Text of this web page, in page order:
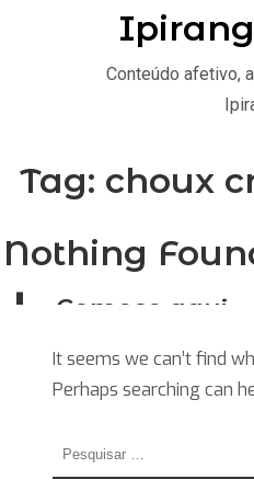
Comece aqui
Home
Stories
Explore
Tag: choux
Nothing
It seems we can’t find
Perhaps searching can
Pesquisar
por:
Conteúdo afetivo,